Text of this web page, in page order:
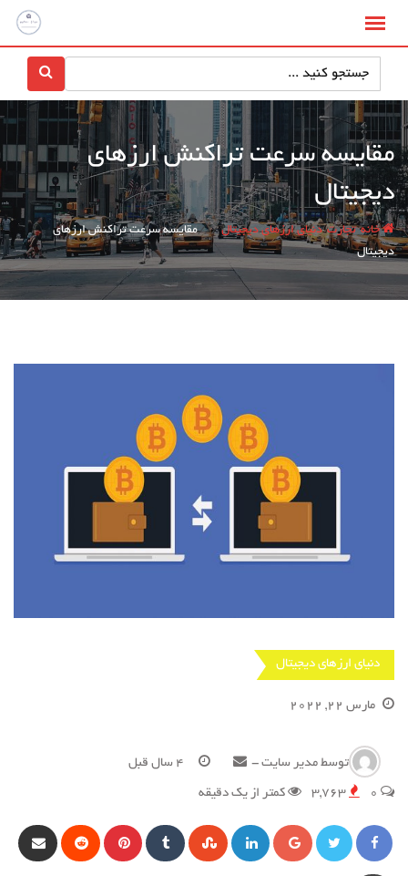
مقایسه سرعت تراکنش ارزهای
دیجیتال
خانه / تجارت / دنیای ارزهای دیجیتال /مقایسه سرعت تراکنش ارزهای
دیجیتال
دنیای ارزهای دیجیتال
مارس 22, 2022
توسط مدیر سایت - 4 سال قبل
کمتر از یک دقیقه
گوگل
+
لینکداینStumbleUpon
TumblrپینترستReddit
via